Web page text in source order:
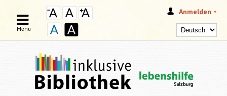
Anmelden
Menu